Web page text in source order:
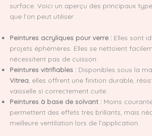
surface. Voici un aperçu des principaux
que l’on peut utiliser :
Peintures acryliques pour verre : Elles sont
projets éphémères. Elles se nettoient
nécessitent pas de cuisson.
Peintures vitrifiables : Disponibles sous la
Vitrea , elles offrent une finition durable,
vaisselle si correctement cuite.
Peintures à base de solvant : Moins
permettent des effets très brillants, mais
meilleure ventilation lors de l’application.